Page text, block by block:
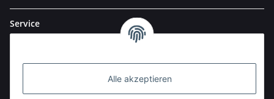
Alle akzeptieren
Service